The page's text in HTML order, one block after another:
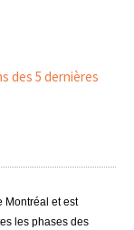
des 5 dernières
Montréal et est
les phases des